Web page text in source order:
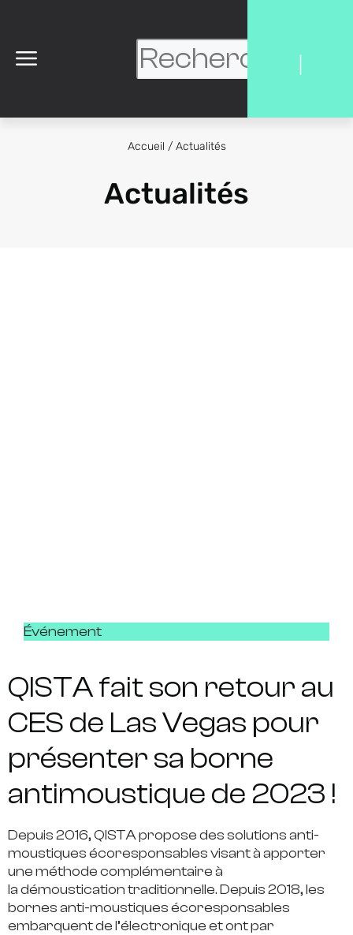
Accueil / Actualités
Actualités
Événement
QISTA fait son retour au
CES de Las Vegas pour
présenter sa borne
antimoustique de 2023 !
Depuis 2016, QISTA propose des solutions anti-
moustiques écoresponsables visant à apporter
une méthode complémentaire à
la démoustication traditionnelle. Depuis 2018, les
bornes anti-moustiques écoresponsables
embarquent de l’électronique et ont par